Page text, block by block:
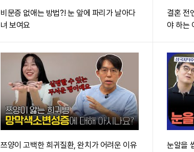
비문증 없애는 방법?! 눈 앞에 파리가 날아다
녀 보여요
결혼 전
야 하는
쯔양이 고백한 희귀질환, 완치가 어려운 이유
눈알을